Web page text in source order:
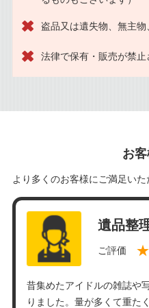
盗品又は遺失物、無主物
法律で保有・販売が禁
お
より多くのお客様にご満足い
遺品整
ご評価
昔集めたアイドルの雑誌や
りました。量が多くて重た